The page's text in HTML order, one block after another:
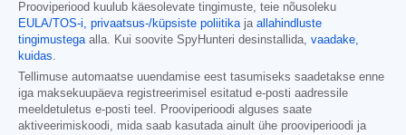
Prooviperiood kuulub käesolevate tingimuste, teie nõusoleku
EULA/TOS-i, privaatsus-/küpsiste poliitikaja allahindluste
tingimustegaalla. Kui soovite SpyHunteri desinstallida, vaadake,
kuidas.
Tellimuse automaatse uuendamise eest tasumiseks saadetakse enne
iga maksekuupäeva registreerimisel esitatud e-posti aadressile
meeldetuletus e-posti teel. Prooviperioodi alguses saate
aktiveerimiskoodi, mida saab kasutada ainult ühe prooviperioodi ja